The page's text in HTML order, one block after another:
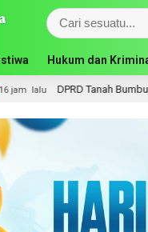
Hukum dan
DPRD Tanah Bumbu